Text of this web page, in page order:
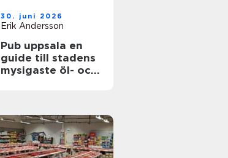
30. juni 2026
Erik Andersson
Pub uppsala en
guide till stadens
mysigaste öl- och